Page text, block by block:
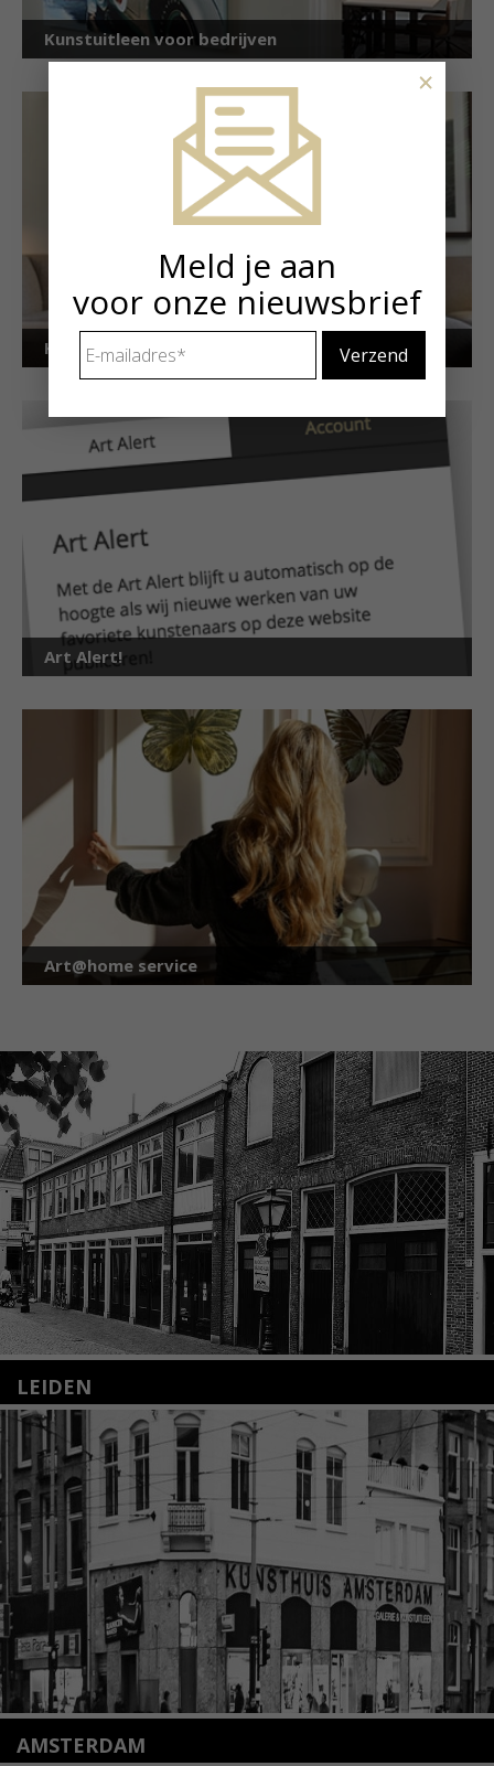
Kunstuitleen voor bedrijven
Kunstuitleen voor particulieren
Art Alert!
Art@home service
LEIDEN
Nieuwstraat 35
2312 KA Leiden
+31(0)71 – 52 84 480
info@kunsthuisleiden.nl
Lees meer
AMSTERDAM
Meld je aan
voor onze nieuwsbrief
mailadres *
×